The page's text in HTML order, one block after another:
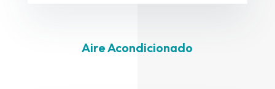
Aire Acondicionado